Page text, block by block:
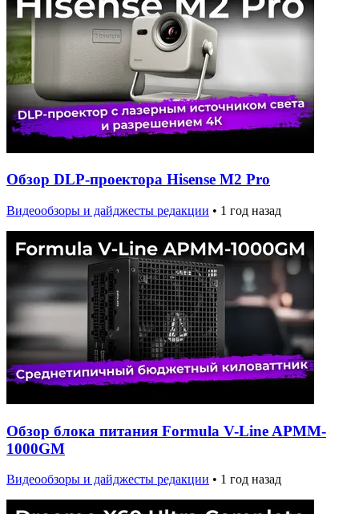
Обзор DLP-проектора Hisense M2 Pro
Видеообзоры и дайджесты редакции • 1 год назад
Обзор блока питания Formula V-Line APMM-
1000GM
Видеообзоры и дайджесты редакции • 1 год назад